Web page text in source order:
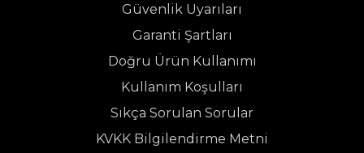
Güvenlik Uyarıları
Garanti Şartları
Doğru Ürün Kullanımı
Kullanım Koşulları
Sıkça Sorulan Sorular
KVKK Bilgilendirme Metni